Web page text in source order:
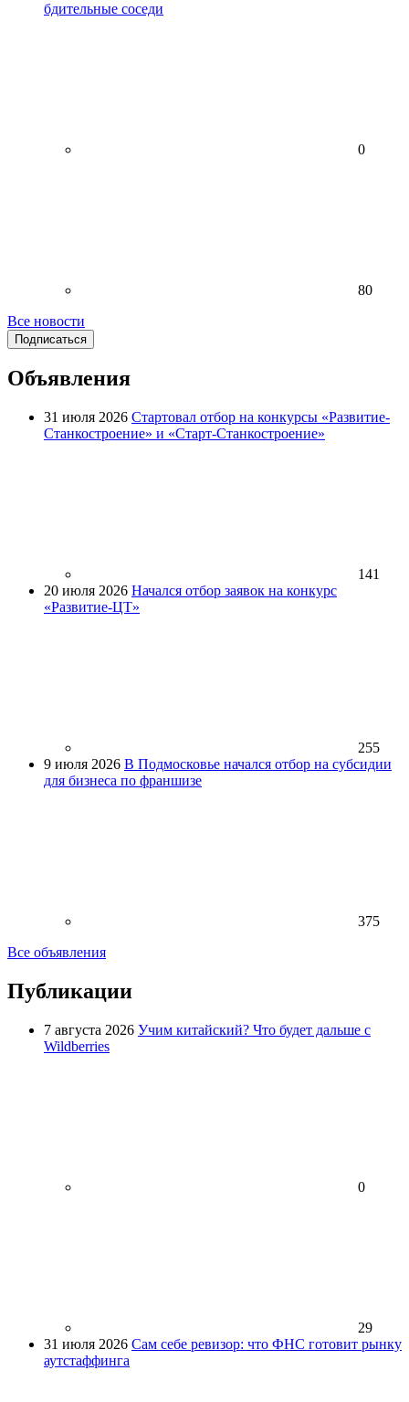
бдительные соседи
0
80
Все новости
Подписаться
Объявления
31 июля 2026 Стартовал отбор на конкурсы «Развитие-
Станкостроение» и «Старт-Станкостроение»
141
20 июля 2026 Начался отбор заявок на конкурс
«Развитие-ЦТ»
255
9 июля 2026 В Подмосковье начался отбор на субсидии
для бизнеса по франшизе
375
Все объявления
Публикации
7 августа 2026 Учим китайский? Что будет дальше с
Wildberries
0
29
31 июля 2026 Сам себе ревизор: что ФНС готовит рынку
аутстаффинга